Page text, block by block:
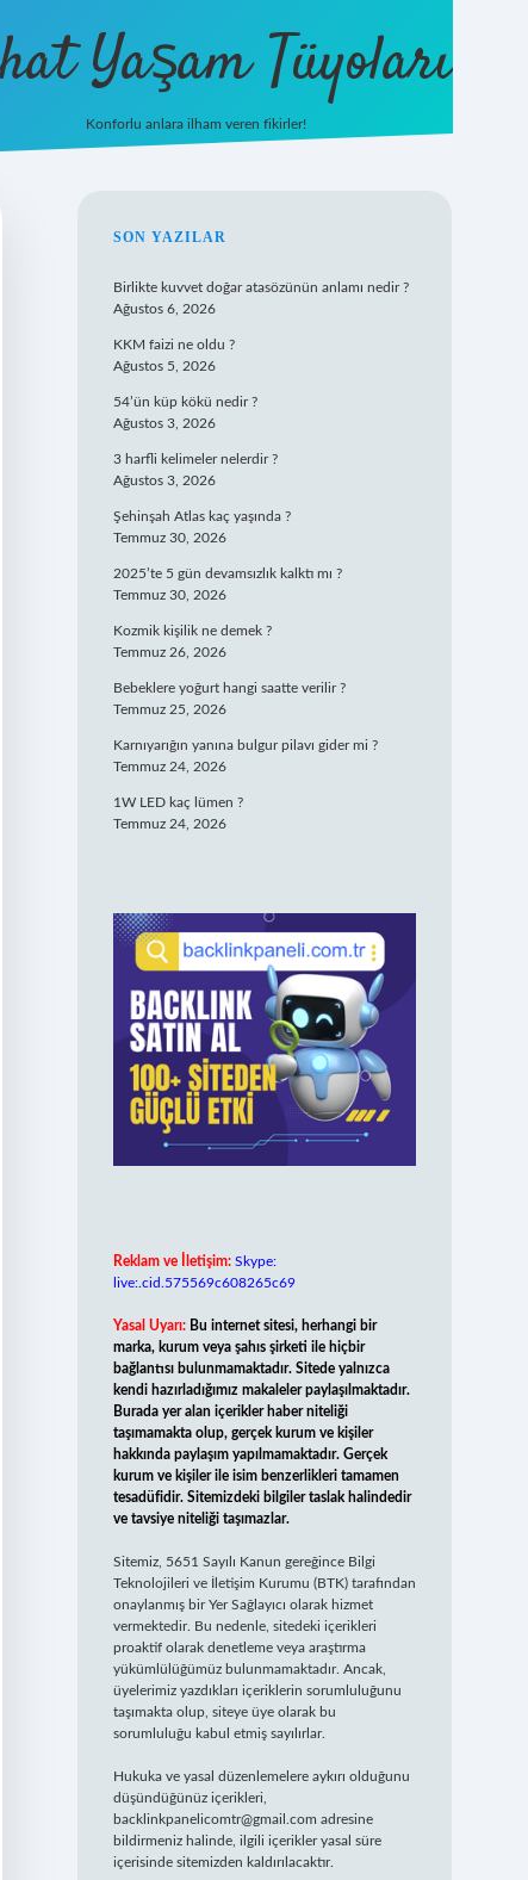
Yaşam Tüyoları
Konforlu anlara ilham veren fikirler!
SIDEBAR
SON YAZILAR
Birlikte kuvvet doğar atasözünün anlamı nedir ?
Ağustos 6, 2026
KKM faizi ne oldu ?
Ağustos 5, 2026
54’ün küp kökü nedir ?
Ağustos 3, 2026
3 harfli kelimeler nelerdir ?
Ağustos 3, 2026
Şehinşah Atlas kaç yaşında ?
Temmuz 30, 2026
2025’te 5 gün devamsızlık kalktı mı ?
Temmuz 30, 2026
Kozmik kişilik ne demek ?
Temmuz 26, 2026
Bebeklere yoğurt hangi saatte verilir ?
Temmuz 25, 2026
Karnıyarığın yanına bulgur pilavı gider mi ?
Temmuz 24, 2026
1W LED kaç lümen ?
Temmuz 24, 2026
Reklam ve İletişim: Skype:
live:.cid.575569c608265c69
Yasal Uyarı: Bu internet sitesi, herhangi bir
marka, kurum veya şahıs şirketi ile hiçbir
bağlantısı bulunmamaktadır. Sitede yalnızca
kendi hazırladığımız makaleler paylaşılmaktadır.
Burada yer alan içerikler haber niteliği
taşımamakta olup, gerçek kurum ve kişiler
hakkında paylaşım yapılmamaktadır. Gerçek
kurum ve kişiler ile isim benzerlikleri tamamen
tesadüfidir. Sitemizdeki bilgiler taslak halindedir
ve tavsiye niteliği taşımazlar.
Sitemiz, 5651 Sayılı Kanun gereğince Bilgi
Teknolojileri ve İletişim Kurumu (BTK) tarafından
onaylanmış bir Yer Sağlayıcı olarak hizmet
vermektedir. Bu nedenle, sitedeki içerikleri
proaktif olarak denetleme veya araştırma
yükümlülüğümüz bulunmamaktadır. Ancak,
üyelerimiz yazdıkları içeriklerin sorumluluğunu
taşımakta olup, siteye üye olarak bu
sorumluluğu kabul etmiş sayılırlar.
Hukuka ve yasal düzenlemelere aykırı olduğunu
düşündüğünüz içerikleri,
backlinkpanelicomtr@gmail.com adresine
bildirmeniz halinde, ilgili içerikler yasal süre
içerisinde sitemizden kaldırılacaktır.